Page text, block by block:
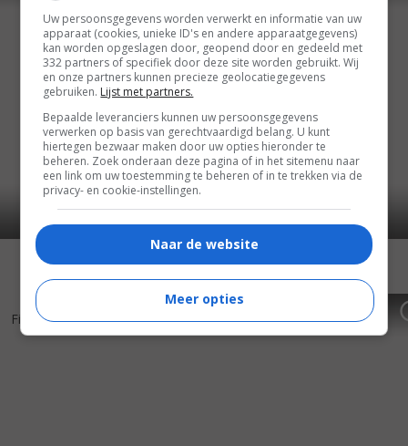
Firewall (2006) Pursued (2004)
Uw persoonsgegevens worden verwerkt en informatie van uw
apparaat (cookies, unieke ID's en andere apparaatgegevens)
kan worden opgeslagen door, geopend door en gedeeld met
332 partners of specifiek door deze site worden gebruikt. Wij
en onze partners kunnen precieze geolocatiegegevens
gebruiken. Lijst met partners.
Bepaalde leveranciers kunnen uw persoonsgegevens
verwerken op basis van gerechtvaardigd belang. U kunt
hiertegen bezwaar maken door uw opties hieronder te
beheren. Zoek onderaan deze pagina of in het sitemenu naar
een link om uw toestemming te beheren of in te trekken via de
privacy- en cookie-instellingen.
Naar de website
Meer opties